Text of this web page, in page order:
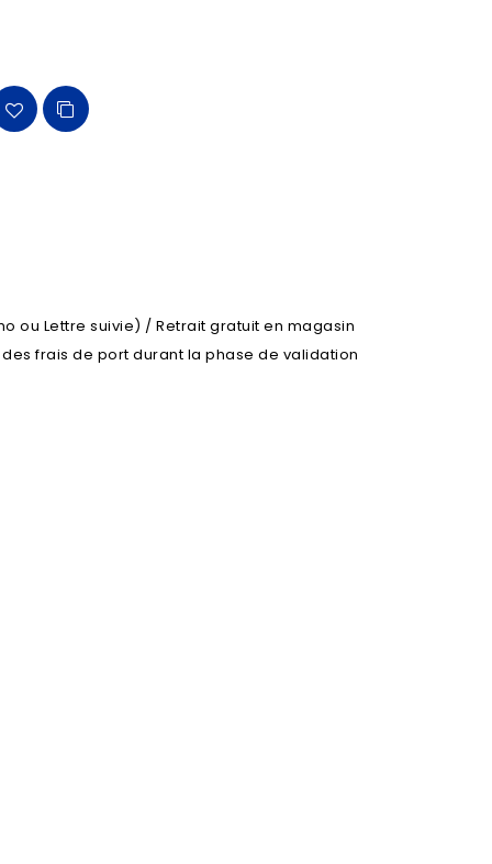
ou Lettre suivie) / Retrait gratuit en magasin
frais de port durant la phase de validation